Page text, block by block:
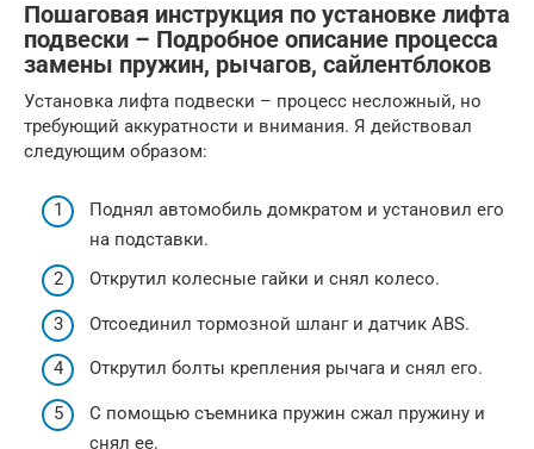
Пошаговая инструкция по установке лифта
подвески – Подробное описание процесса
замены пружин, рычагов, сайлентблоков
Установка лифта подвески – процесс несложный, но
требующий аккуратности и внимания. Я действовал
следующим образом:
Поднял автомобиль домкратом и установил его
на подставки.
Открутил колесные гайки и снял колесо.
Отсоединил тормозной шланг и датчик ABS.
Открутил болты крепления рычага и снял его.
С помощью съемника пружин сжал пружину и
снял ее.